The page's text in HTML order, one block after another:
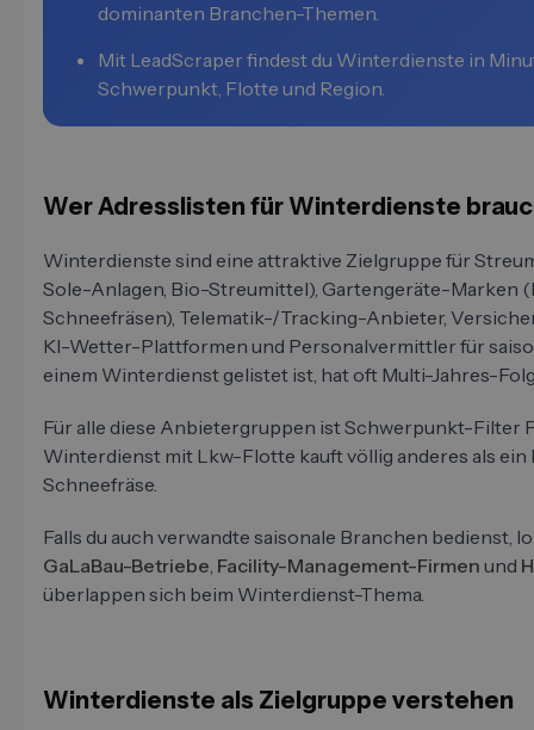
dominanten Branchen-Themen.
Mit LeadScraper findest du Winterdienste in
Schwerpunkt, Flotte und Region.
Wer Adresslisten für Winterdienste
Winterdienste sind eine attraktive Zielgruppe für
Sole-Anlagen, Bio-Streumittel), Gartengeräte-Marken
Schneefräsen), Telematik-/Tracking-Anbieter,
KI-Wetter-Plattformen und Personalvermittler für
einem Winterdienst gelistet ist, hat oft Multi-Jahres-
Für alle diese Anbietergruppen ist Schwerpunkt-Filter
Winterdienst mit Lkw-Flotte kauft völlig anderes als
Schneefräse.
Falls du auch verwandte saisonale Branchen bedienst,
GaLaBau-Betriebe, Facility-Management-Firmen und
überlappen sich beim Winterdienst-Thema.
Winterdienste als Zielgruppe verstehen